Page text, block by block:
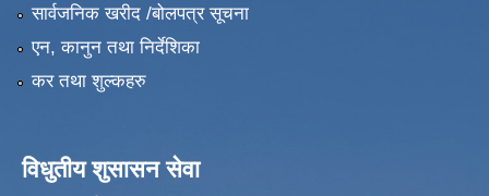
सार्वजनिक खरीद /बोलपत्र सूचना
एन, कानुन तथा निर्देशिका
कर तथा शुल्कहरु
विधुतीय शुसासन सेवा